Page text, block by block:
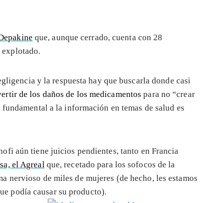
que, aunque cerrado, cuenta con 28
explotado.
y la respuesta hay que buscarla donde casi
de los daños de los medicamentos para no “crear
a la información en temas de salud es
aún tiene juicios pendientes, tanto en Francia
el Agrealque, recetado para los sofocos de la
nervioso de miles de mujeres (de hecho, les estamos
podía causar su producto).